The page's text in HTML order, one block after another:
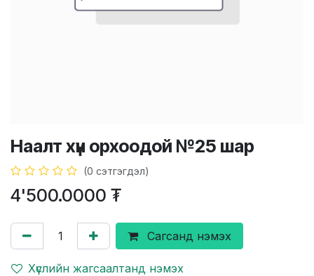
Наалт хүн орхоодой №25 шар
(0 сэтгэгдэл)
4'500.0000 ₮
Сагсанд нэмэх
Хүслийн жагсаалтанд нэмэх